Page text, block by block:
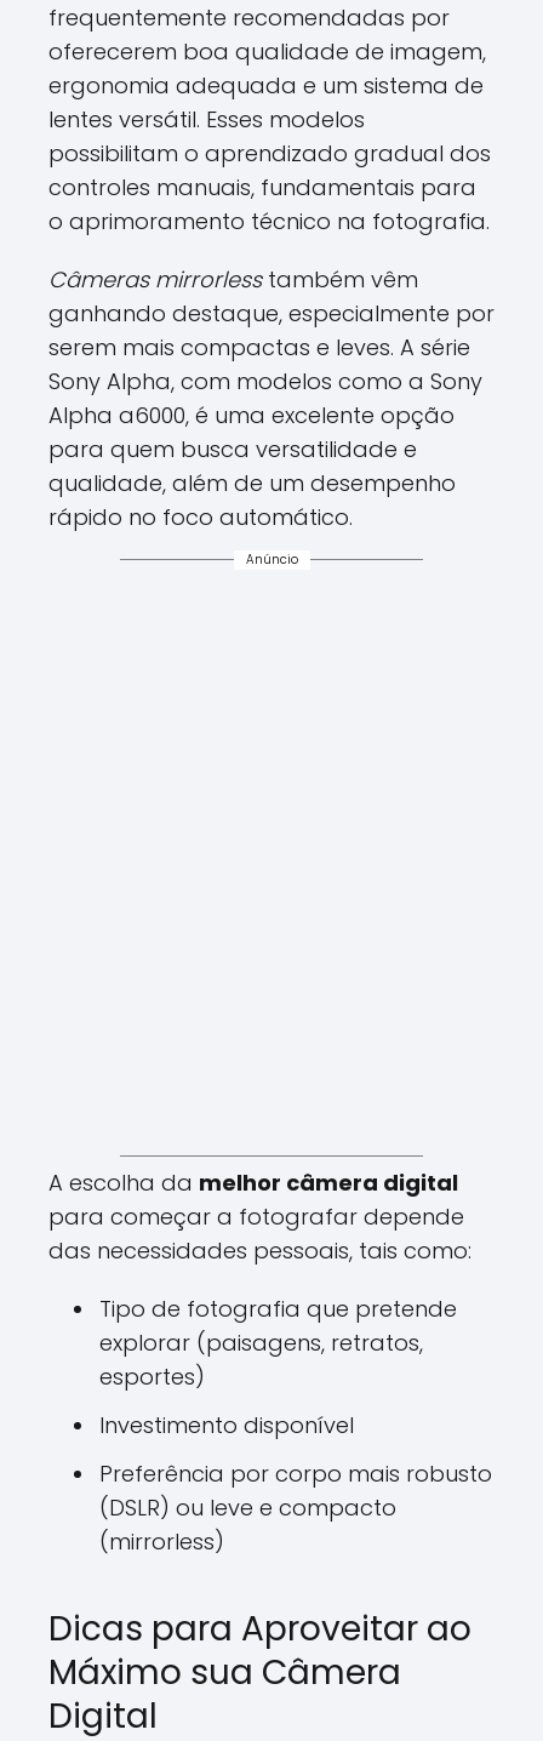
frequentemente recomendadas por
oferecerem boa qualidade de imagem,
ergonomia adequada e um sistema de
lentes versátil. Esses modelos
possibilitam o aprendizado gradual dos
controles manuais, fundamentais para
o aprimoramento técnico na fotografia.
Câmeras mirrorlesstambém vêm
ganhando destaque, especialmente por
serem mais compactas e leves. A série
Sony Alpha, com modelos como a Sony
Alpha a6000, é uma excelente opção
para quem busca versatilidade e
qualidade, além de um desempenho
rápido no foco automático.
Anúncio
A escolha da melhor câmera digital
para começar a fotografar depende
das necessidades pessoais, tais como:
Tipo de fotografia que pretende
explorar (paisagens, retratos,
esportes)
Investimento disponível
Preferência por corpo mais robusto
(DSLR) ou leve e compacto
(mirrorless)
Dicas para Aproveitar ao
Máximo sua Câmera
Digital